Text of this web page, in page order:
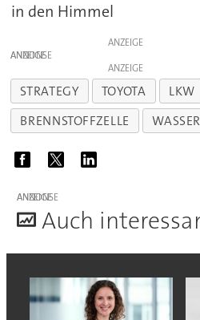
in den Himmel
ANZEIGE
ANZEIGE
ANZEIGE
STRATEGY TOYOTA LKW
BRENNSTOFFZELLE
ANZEIGE
Auch